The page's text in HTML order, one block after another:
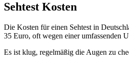
Sehtest Kosten
Die Kosten für einen Sehtest in
35 Euro, oft wegen einer umfassenden
Es ist klug, regelmäßig die Augen zu